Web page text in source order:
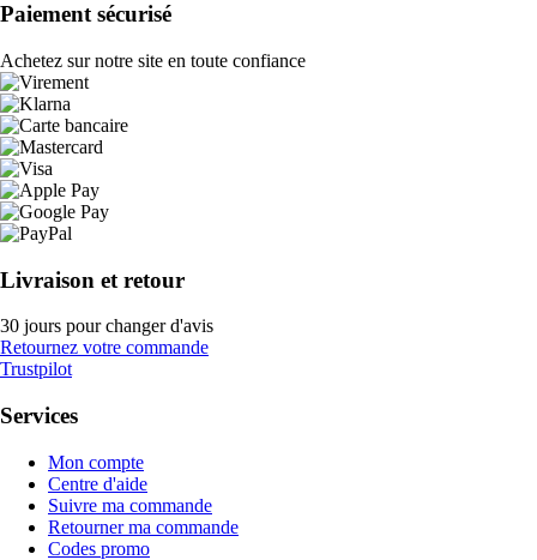
Paiement sécurisé
Achetez sur notre site en toute confiance
Livraison et retour
30 jours pour changer d'avis
Retournez votre commande
Trustpilot
Services
Mon compte
Centre d'aide
Suivre ma commande
Retourner ma commande
Codes promo